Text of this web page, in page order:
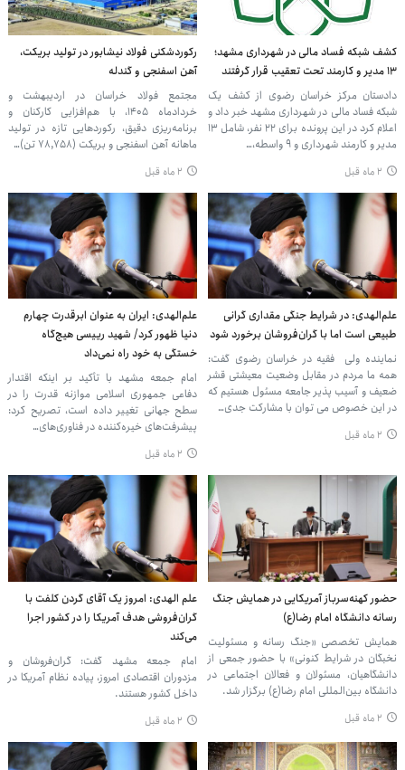
کشف شبکه فساد مالی در شهرداری مشهد؛
۱۳ مدیر و کارمند تحت تعقیب قرار گرفتند
دادستان مرکز خراسان رضوی از کشف یک
شبکه فساد مالی در شهرداری مشهد خبر داد و
اعلام کرد در این پرونده برای ۲۲ نفر، شامل ۱۳
مدیر و کارمند شهرداری و ۹ واسطه،…
۲ ماه قبل
رکوردشکنی فولاد نیشابور در تولید بریکت،
آهن اسفنجی و گندله
مجتمع فولاد خراسان در اردیبهشت و
خردادماه ۱۴۰۵، با هم‌افزایی کارکنان و
برنامه‌ریزی دقیق، رکوردهایی تازه‌ در تولید
ماهانه آهن اسفنجی و بریکت (۷۸,۷۵۸ تن)…
۲ ماه قبل
علم‌الهدی: در شرایط جنگی مقداری گرانی
طبیعی است اما با گران‌فروشان برخورد شود
نماینده ولی ‌ فقیه در خراسان رضوی گفت:
همه ما مردم در مقابل وضعیت معیشتی قشر
ضعیف و آسیب ‌پذیر جامعه مسئول هستیم که
در این خصوص می ‌توان با مشارکت جدی…
۲ ماه قبل
علم‌الهدی: ایران به عنوان ابرقدرت چهارم
دنیا ظهور کرد/ شهید رییسی هیچ‌گاه
خستگی به خود راه نمی‌داد
امام جمعه مشهد با تأکید بر اینکه اقتدار
دفاعی جمهوری اسلامی موازنه قدرت را در
سطح جهانی تغییر داده است، تصریح کرد:
پیشرفت‌های خیره‌کننده در فناوری‌های…
۲ ماه قبل
حضور کهنه‌سرباز آمریکایی در همایش جنگ
رسانه دانشگاه امام رضا(ع)
همایش تخصصی «جنگ رسانه و مسئولیت
نخبگان در شرایط کنونی» با حضور جمعی از
دانشگاهیان، مسئولان و فعالان اجتماعی در
دانشگاه بین‌المللی امام رضا(ع) برگزار شد.
۲ ماه قبل
علم الهدی: امروز یک آقای گردن کلفت با
گران‌فروشی هدف آمریکا را در کشور اجرا
می‌کند
امام جمعه مشهد گفت: گران‌فروشان و
مزدوران اقتصادی امروز، پیاده نظام آمریکا در
داخل کشور هستند.
۲ ماه قبل